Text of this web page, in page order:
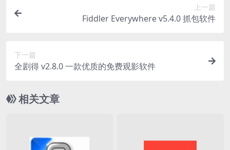
上一篇
Fiddler Everywhere v5.4.0 抓包软件
下一篇
全剧得 v2.8.0 一款优质的免费观影软件
相关文章